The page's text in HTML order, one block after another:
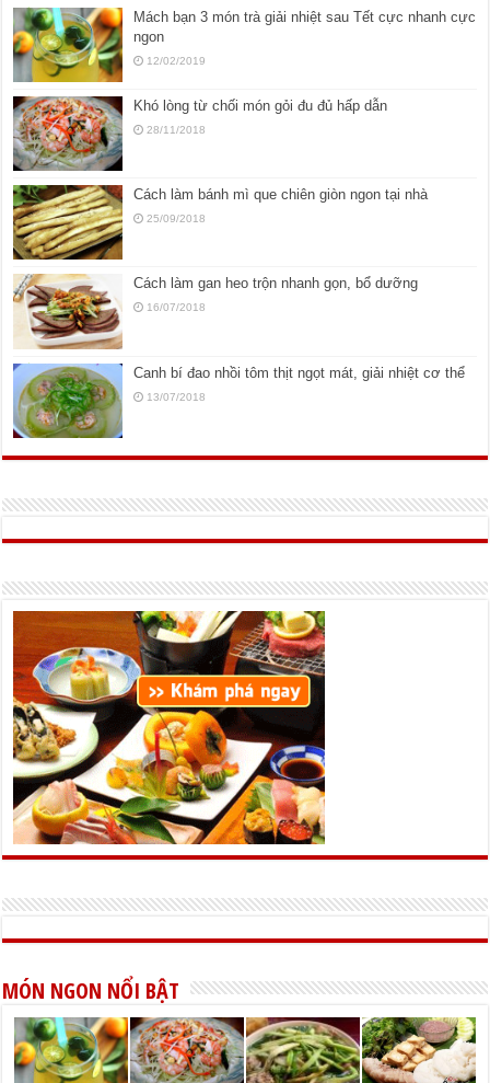
Mách bạn 3 món trà giải nhiệt sau Tết cực nhanh cực
ngon
12/02/2019
Khó lòng từ chối món gỏi đu đủ hấp dẫn
28/11/2018
Cách làm bánh mì que chiên giòn ngon tại nhà
25/09/2018
Cách làm gan heo trộn nhanh gọn, bổ dưỡng
16/07/2018
Canh bí đao nhồi tôm thịt ngọt mát, giải nhiệt cơ thể
13/07/2018
MÓN NGON NỔI BẬT